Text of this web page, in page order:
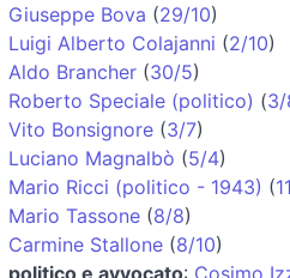
Giuseppe Bova (29/10)
Luigi Alberto Colajanni (2/10)
Aldo Brancher (30/5)
Roberto Speciale (politico) (3/
Vito Bonsignore (3/7)
Luciano Magnalbò (5/4)
Mario Ricci (politico - 1943) (
Mario Tassone (8/8)
Carmine Stallone (8/10)
politico e avvocato: Cosimo